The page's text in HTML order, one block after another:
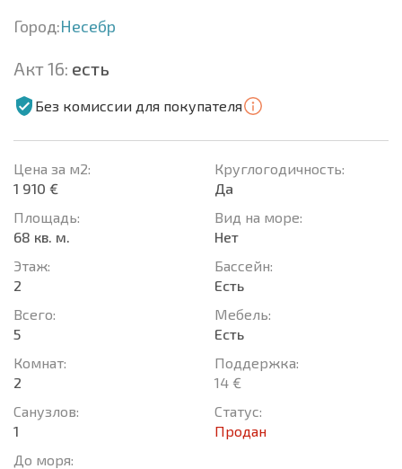
Город:Несебр
Акт 16: есть
Без комиссии для покупателя
Цена за м2:
1 910 €
Площадь:
68 кв. м.
Этаж:
2
Всего:
5
Комнат:
2
Санузлов:
1
До моря:
Круглогодичность:
Да
Вид на море:
Нет
Басcейн:
Есть
Мебель:
Есть
Поддержка:
14 €
Статус:
Продан